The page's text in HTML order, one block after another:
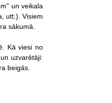
un veikala
utt.). Visiem
sākumā.
Kā viesi no
uzvarētāji:
beigās.